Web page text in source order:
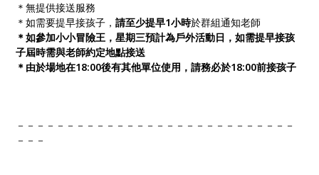
＊無提供接送服務
＊如需要提早接孩子，請至少提早1小時於群組通知老師
＊如參加小小冒險王，星期三預計為戶外活動日，如需提早接孩
子屆時需與老師約定地點接送
＊由於場地在18:00後有其他單位使用，請務必於18:00前接孩子
－－－－－－－－－－－－－－－－－－－－－－－－－－－－
－－－